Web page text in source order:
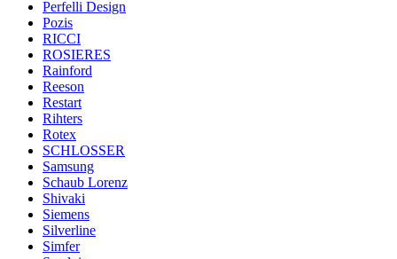
Perfelli Design
Pozis
RICCI
ROSIERES
Rainford
Reeson
Restart
Rihters
Rotex
SCHLOSSER
Samsung
Schaub Lorenz
Shivaki
Siemens
Silverline
Simfer